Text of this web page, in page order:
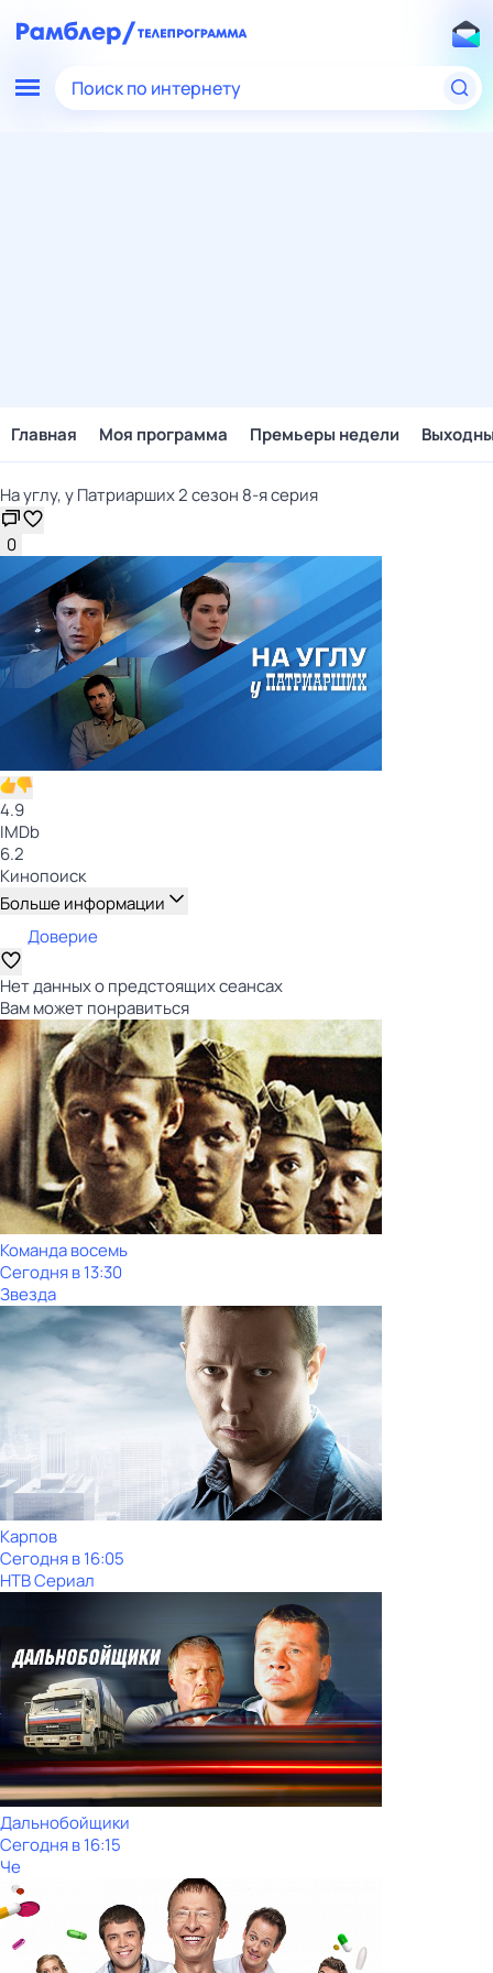
Поиск по интернету
Главная Моя программа Премьеры недели
На углу, у Патриарших 2 сезон 8-я серия
0
4.9
IMDb
6.2
Кинопоиск
Больше информации
Доверие
Нет данных о предстоящих сеансах
Вам может понравиться
Команда восемь
Сегодня в 13:30
Звезда
Карпов
Сегодня в 16:05
НТВ Сериал
Дальнобойщики
Сегодня в 16:15
Че